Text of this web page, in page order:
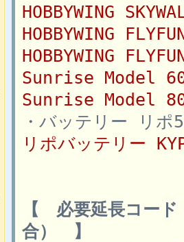
HOBBYWING
HOBBYWING
HOBBYWING
Sunrise Model
Sunrise Model
・バッテリー リ
リポバッテリー
【 必要延長コード
合） 】